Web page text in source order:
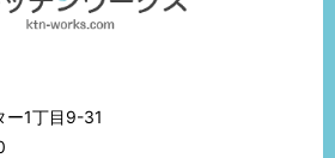
ー1丁目9-31